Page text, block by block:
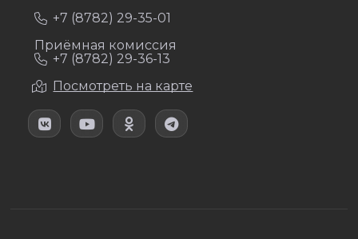
+7 (8782) 29-35-01
Приёмная комиссия
+7 (8782) 29-36-13
Посмотреть на карте